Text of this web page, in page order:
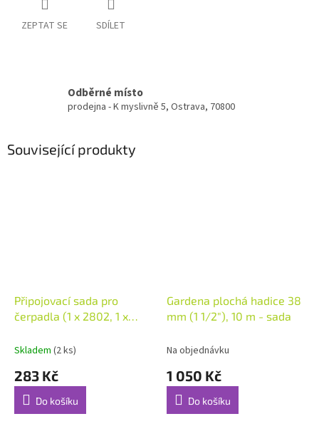
ZEPTAT SE SDÍLET
Odběrné místo
prodejna - K myslivně 5, Ostrava, 70800
Související produkty
Připojovací sada pro
čerpadla (1 x 2802, 1 x
Skladem (2 ks)
283 Kč
Do košíku
Gardena plochá hadice 38
mm (1 1/2"), 10 m - sada
Na objednávku
1 050 Kč
Do košíku